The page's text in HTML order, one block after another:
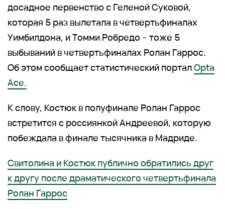
досадное первенство с Геленой Суковой,
которая 5 раз вылетала в четвертьфиналах
Уимбилдона, и Томми Робредо – тоже 5
выбываний в четвертьфиналах Ролан Гаррос.
Об этом сообщает статистический порталOpta
Ace.
К слову, Костюк в полуфинале Ролан Гаррос
встретится с россиянкой Андреевой, которую
побеждала в финале тысячника в Мадриде.
Свитолина и Костюк публично обратились друг
к другу после драматического четвертьфинала
Ролан Гаррос